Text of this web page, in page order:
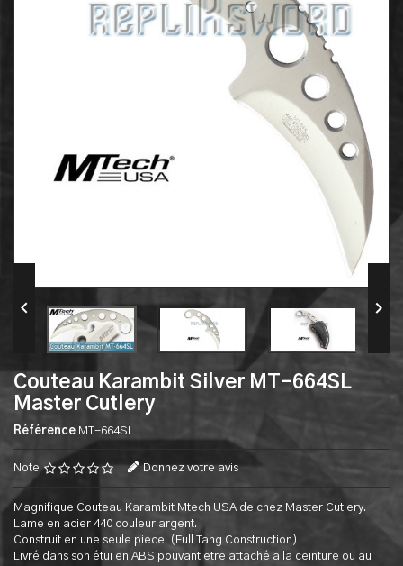
 
Couteau Karambit Silver MT-664SL
Master Cutlery
Référence MT-664SL
Note Donnez votre avis
Magnifique Couteau Karambit Mtech USA de chez Master Cutlery.
Lame en acier 440 couleur argent.
Construit en une seule piece. (Full Tang Construction)
Livré dans son étui en ABS pouvant etre attaché a la ceinture ou au